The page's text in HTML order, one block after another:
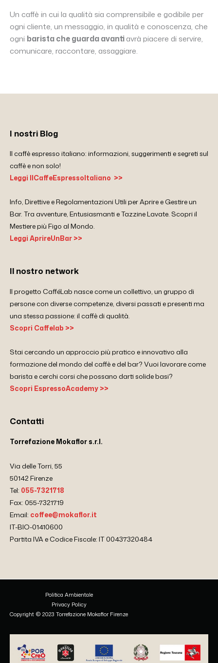
Un caffè in cui la qualità sia comprensibile e godibile per
ogni cliente, un messaggio, in qualità e conoscenza, che
ogni barista che guarda avantiavrà piacere di servire,
comunicare, raccontare, assaggiare.
I nostri Blog
Il caffè espresso italiano: informazioni, suggerimenti e segreti sul
caffè e non solo!
Leggi IlCaffeEspressoItaliano >>
Info, Direttive e Regolamentazioni Utili per Aprire e Gestire un
Bar. Tra avventure, Entusiasmanti e Tazzine Lavate. Scopri il
Mestiere più Figo al Mondo.
Leggi AprireUnBar >>
Il nostro network
Il progetto CafféLab nasce come un collettivo, un gruppo di
persone con diverse competenze, diversi passati e presenti ma
una stessa passione: il caffè di qualità.
Scopri Caffelab >>
Stai cercando un approccio più pratico e innovativo alla
formazione del mondo del caffè e del bar? Vuoi lavorare come
barista e cerchi corsi che possano darti solide basi?
Scopri EspressoAcademy >>
Contatti
Torrefazione Mokaflor s.r.l.
Via delle Torri, 55
50142 Firenze
Tel: 055-7321718
Fax: 055-7321719
Email: coffee@mokaflor.it
IT-BIO-01410600
Partita IVA e Codice Fiscale: IT 00437320484
Politica Ambientale
Privacy Policy
Copyright © 2023 Torrefazione Mokaflor Firenze